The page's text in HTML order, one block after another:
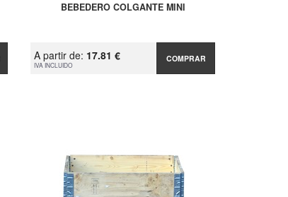
BEBEDERO COLGANTE MINI
A partir de: 17.81 €
IVA INCLUIDO
COMPRAR